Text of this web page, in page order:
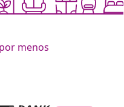
menos